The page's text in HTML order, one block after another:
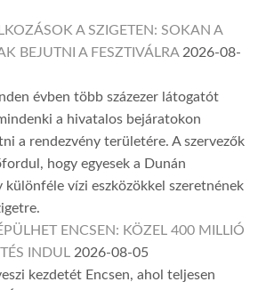
A SZIGETEN: SOKAN A
BEJUTNI A FESZTIVÁLRA 2026-08-
évben több százezer látogatót
a hivatalos bejáratokon
a rendezvény területére. A szervezők
hogy egyesek a Dunán
különféle vízi eszközökkel szeretnének
ENCSEN: KÖZEL 400 MILLIÓ
INDUL 2026-08-05
kezdetét Encsen, ahol teljesen